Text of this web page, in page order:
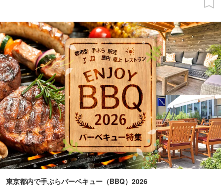
東京都内で手ぶらバーベキュー（BBQ）2026